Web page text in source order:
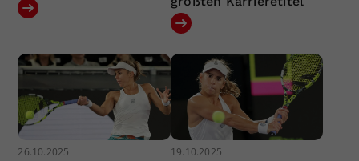
26.10.2025 19.10.2025